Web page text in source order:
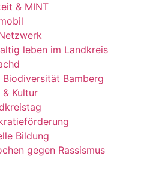
& MINT
leben im Landkreis
Biodiversität Bamberg
Kultur
Bildung
gegen Rassismus